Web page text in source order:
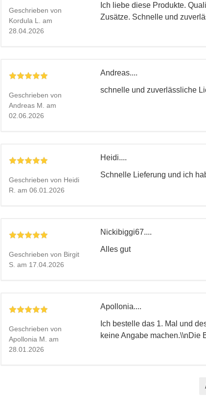
Geschrieben von
Kordula L. am
28.04.2026
Ich liebe diese Produkte.
Zusätze. Schnelle und
Geschrieben von
Andreas M. am
02.06.2026
Andreas....
schnelle und zuverlässliche
Geschrieben von Heidi
R. am 06.01.2026
Heidi....
Schnelle Lieferung und ich
Geschrieben von Birgit
S. am 17.04.2026
Nickibiggi67....
Alles gut
Geschrieben von
Apollonia M. am
28.01.2026
Apollonia....
Ich bestelle das 1. Mal und
keine Angabe machen.\\nDie